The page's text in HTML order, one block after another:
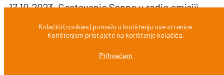
17.10.2023. Gostovanje Senne u radio emisiji
Priručnike na Radio Rojcu ispred YIHR-a
15.11.2023. Rođendan u Paviljonu 22, Novosti
Kolačići (cookies) pomažu u korištenju ove stranice.
Korištenjem pristajete na korištenje kolačića.
Prihvaćam